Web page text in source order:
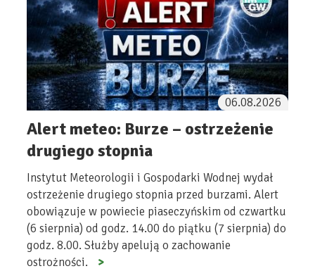
06.08.2026
Alert meteo: Burze – ostrzeżenie
drugiego stopnia
Instytut Meteorologii i Gospodarki Wodnej wydał
ostrzeżenie drugiego stopnia przed burzami. Alert
obowiązuje w powiecie piaseczyńskim od czwartku
(6 sierpnia) od godz. 14.00 do piątku (7 sierpnia) do
godz. 8.00. Służby apelują o zachowanie
ostrożności.